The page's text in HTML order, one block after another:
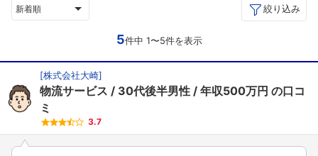
新着順 絞り込み
5件中 1〜5件を表示
[株式会社大崎]
物流サービス 30代後半男性 年収500万円 の口コ
ミ
3.7